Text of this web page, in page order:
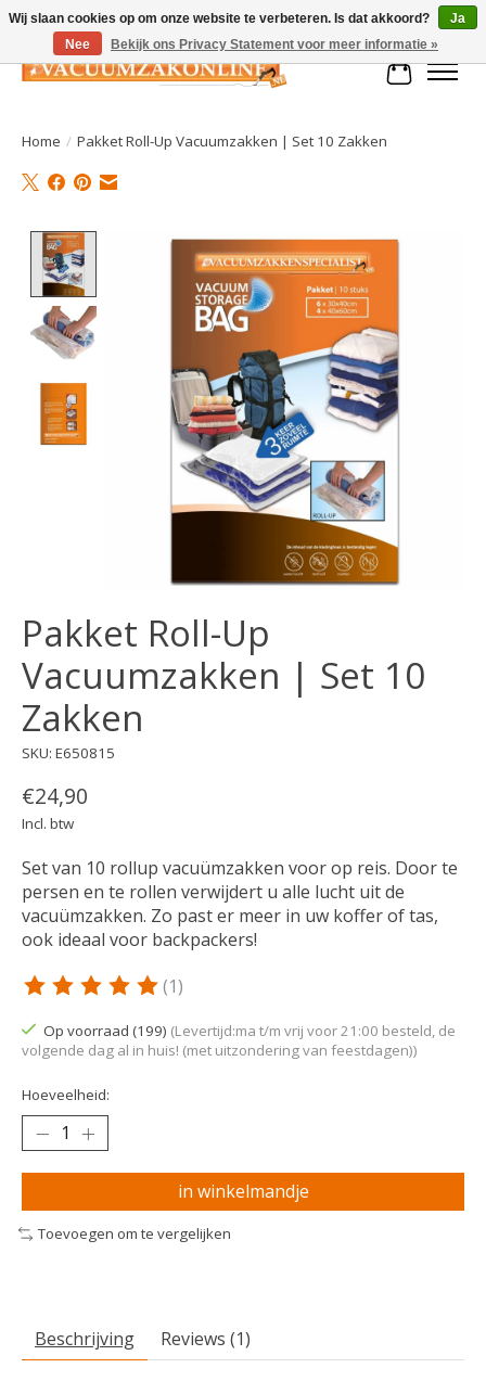
Home / Pakket Roll-Up Vacuumzakken | Set 10 Zakken
Product image slideshow Items
Pakket Roll-Up
Vacuumzakken | Set 10
Zakken
SKU: E650815
€24,90
Incl. btw
Set van 10 rollup vacuümzakken voor op reis. Door te
persen en te rollen verwijdert u alle lucht uit de
vacuümzakken. Zo past er meer in uw koffer of tas,
ook ideaal voor backpackers!
De beoordeling van dit product is
(1)
Op voorraad (199) (Levertijd:ma t/m vrij voor 21:00 besteld, de
volgende dag al in huis! (met uitzondering van feestdagen))
Hoeveelheid:
in winkelmandje
Toevoegen om te vergelijken
Beschrijving Reviews (1)
Wij slaan cookies op om onze website te verbeteren. Is dat akkoord?
Ja
Nee
Bekijk ons Privacy Statement voor meer informatie »